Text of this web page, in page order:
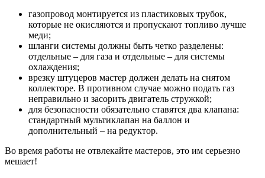
газопровод монтируется из пластиковых трубок,
которые не окисляются и пропускают топливо лучше
меди;
шланги системы должны быть четко разделены:
отдельные – для газа и отдельные – для системы
охлаждения;
врезку штуцеров мастер должен делать на снятом
коллекторе. В противном случае можно подать газ
неправильно и засорить двигатель стружкой;
для безопасности обязательно ставятся два клапана:
стандартный мультиклапан на баллон и
дополнительный – на редуктор.
Во время работы не отвлекайте мастеров, это им серьезно
мешает!